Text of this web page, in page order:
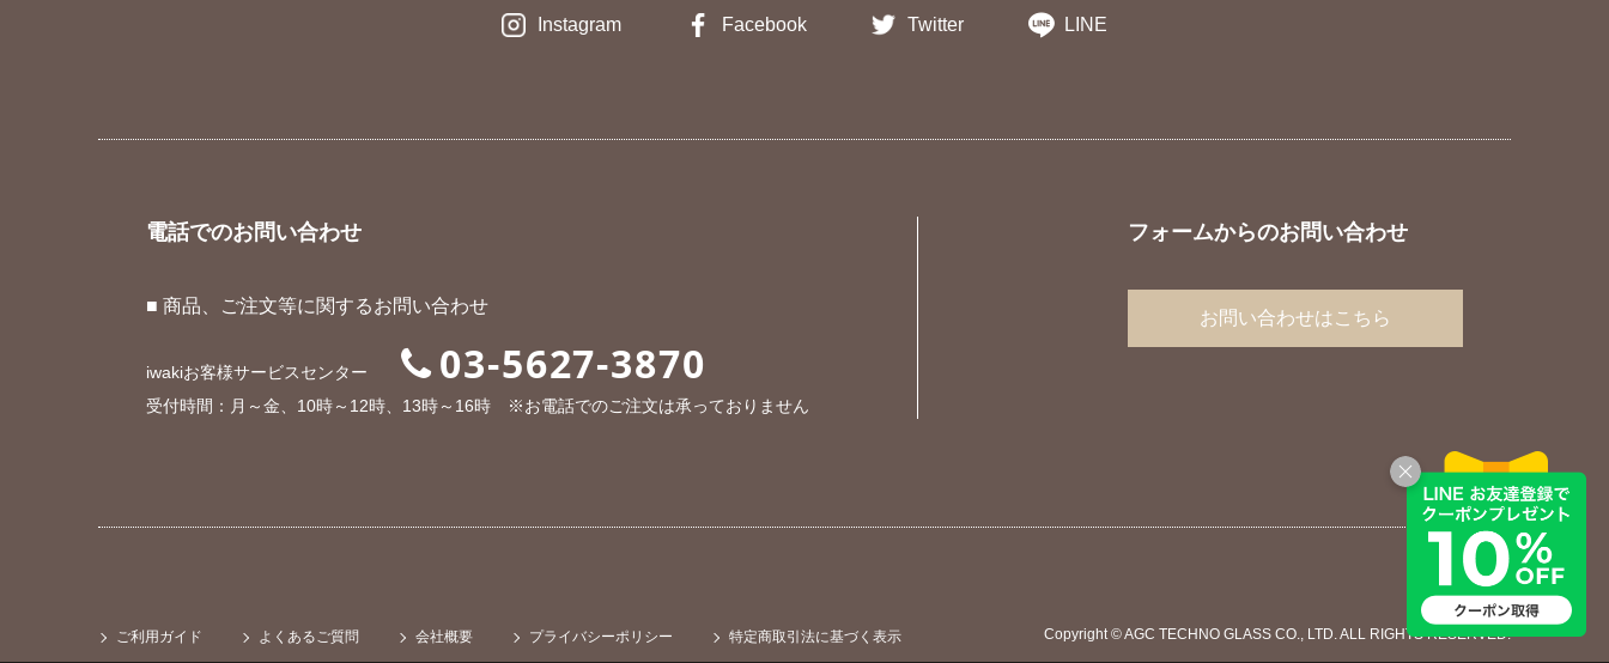
Instagram Facebook Twitter LINE
電話でのお問い合わせ
■ 商品、ご注文等に関するお問い合わせ
iwakiお客様サービスセンター 03-5627-3870
受付時間：月～金、10時～12時、13時～16時 ※お電話でのご注文は承っておりません
フォームからのお問い合わせ
お問い合わせはこちら
ご利用ガイド よくあるご質問 会社概要 プライバシーポリシー 特定商取引法に基づく表示 Copyright © AGC TECHNO GLASS CO., LTD. ALL RIGHTS RESERVED.